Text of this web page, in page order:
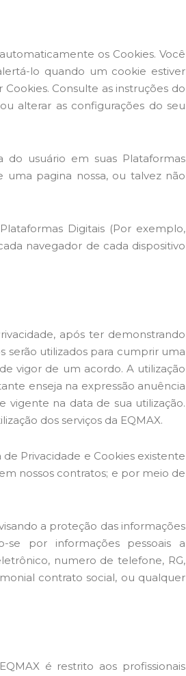
os Cookies. Você
lo quando um cookie estiver
Consulte as instruções do
alterar as configurações do seu
do usuário em suas Plataformas
uma pagina nossa, ou talvez não
Digitais (Por exemplo,
navegador de cada dispositivo
após ter demonstrando
serão utilizados para cumprir uma
vigor de um acordo. A utilização
enseja na expressão anuência
vigente na data de sua utilização.
dos serviços da EQMAX.
Privacidade e Cookies existente
nossos contratos; e por meio de
a proteção das informações
se por informações pessoais a
numero de telefone, RG,
contrato social, ou qualquer
é restrito aos profissionais